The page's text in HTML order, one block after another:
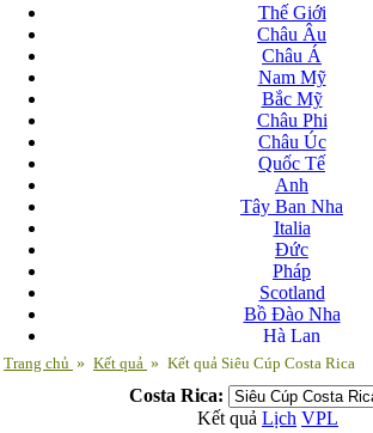
Thế Giới
Châu Âu
Châu Á
Nam Mỹ
Bắc Mỹ
Châu Phi
Châu Úc
Quốc Tế
Anh
Tây Ban Nha
Italia
Đức
Pháp
Scotland
Bồ Đào Nha
Hà Lan
Nga
Albania
Andorra
Armenia
Trang chủ » Kết quả » Kết quả Siêu Cúp Costa Rica
Costa Rica:
Kết quả Lịch VPL